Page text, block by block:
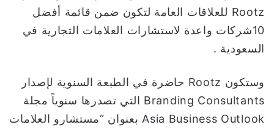
ا
Rootz للعلاقات العامة لتكون ضمن قائمة أفضل
10شركات واعدة لاستشارات العلامات التجارية في
السعودية .
وستكون Rootz حاضرة في الطبعة السنوية لإصدار
Branding Consultants التي تصدرها سنوياً مجلة
Asia Business Outlook بعنوان “مستشارو العلامات